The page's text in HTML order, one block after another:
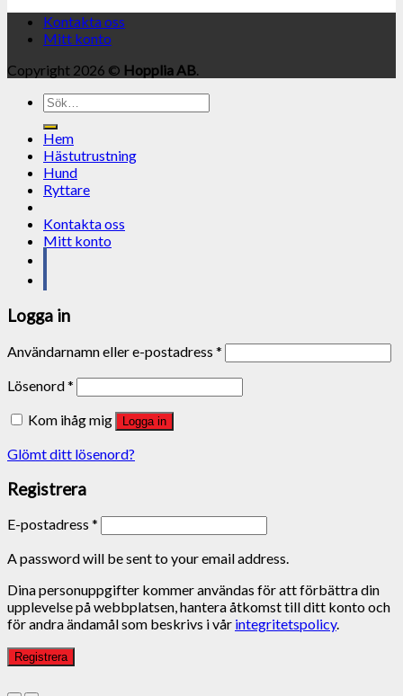
Kontakta oss
Mitt konto
Copyright 2026 © Hopplia AB.
Sök
efter:
Hem
Hästutrustning
Hund
Ryttare
Kontakta oss
Mitt konto
Logga in
Användarnamn eller e-postadress *
Lösenord*
Kom ihåg mig
Logga in
Glömt ditt lösenord?
Registrera
E-postadress *
A password will be sent to your email address.
Dina personuppgifter kommer användas för att förbättra din
upplevelse på webbplatsen, hantera åtkomst till ditt konto och
för andra ändamål som beskrivs i vår integritetspolicy.
Registrera